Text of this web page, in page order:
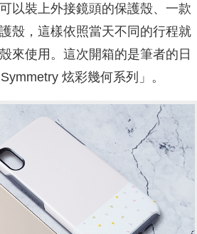
以裝上外接鏡頭的保護殼、一款
殼，這樣依照當天不同的行程就
來使用。這次開箱的是筆者的日
炫彩幾何系列」。